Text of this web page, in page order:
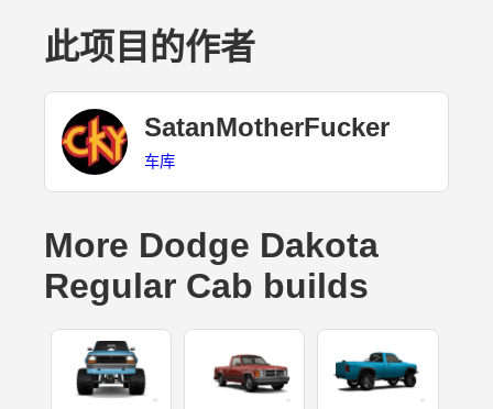
此项目的作者
SatanMotherFucker
车库
More Dodge Dakota
Regular Cab builds